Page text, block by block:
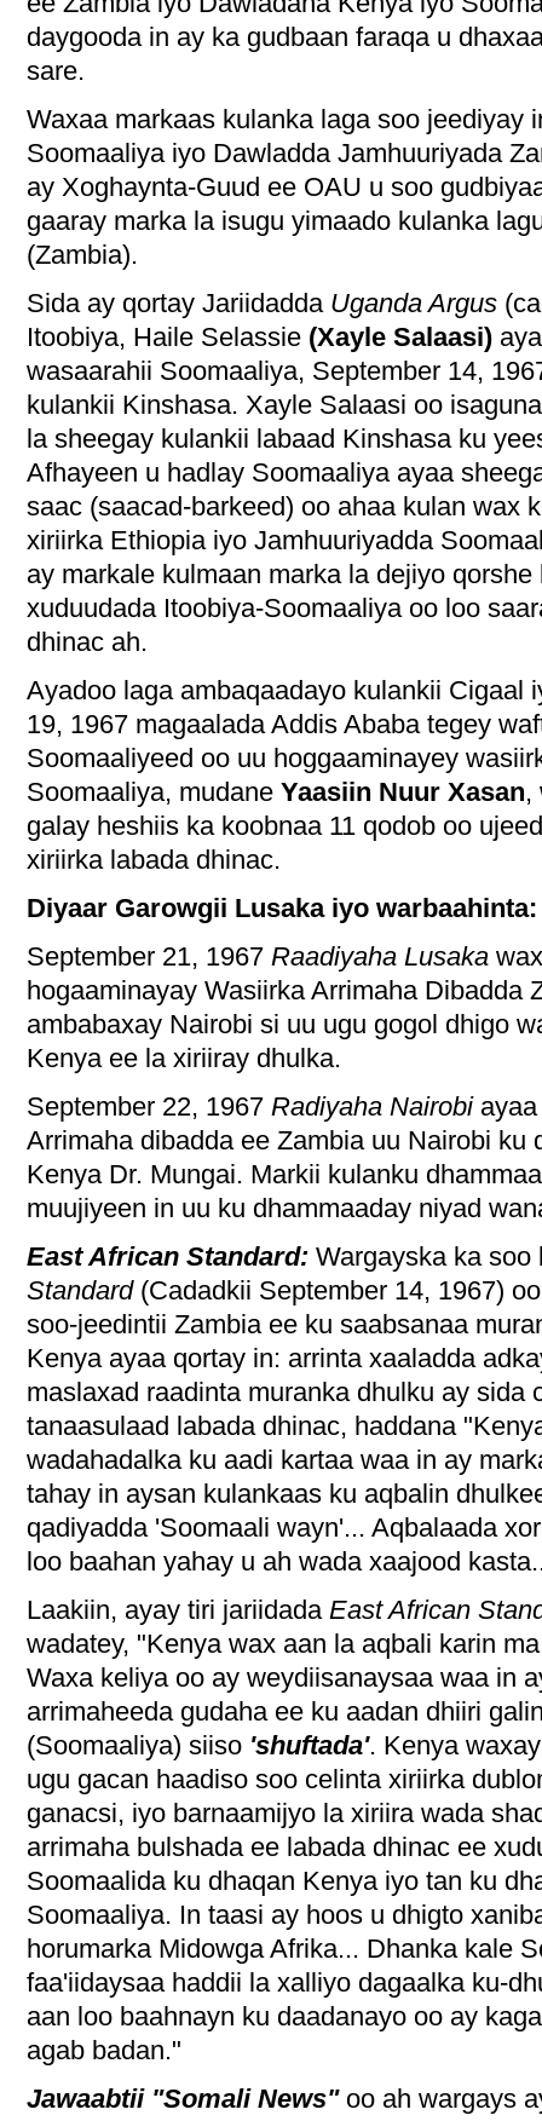
daygooda in ay ka gudbaan faraqa u
sare.
Waxaa markaas kulanka laga soo jeediyay
Soomaaliya iyo Dawladda Jamhuuriyada
ay Xoghaynta-Guud ee OAU u soo
gaaray marka la isugu yimaado kulanka
(Zambia).
Sida ay qortay Jariidadda Uganda Argus
Itoobiya, Haile Selassie (Xayle Salaasi)
wasaarahii Soomaaliya, September 14,
kulankii Kinshasa. Xayle Salaasi oo
la sheegay kulankii labaad Kinshasa ku
Afhayeen u hadlay Soomaaliya ayaa
saac (saacad-barkeed) oo ahaa kulan wax
xiriirka Ethiopia iyo Jamhuuriyadda
ay markale kulmaan marka la dejiyo
xuduudada Itoobiya-Soomaaliya oo loo
dhinac ah.
Ayadoo laga ambaqaadayo kulankii Cigaal
19, 1967 magaalada Addis Ababa tegey
Soomaaliyeed oo uu hoggaaminayey
Soomaaliya, mudane Yaasiin Nuur Xasan,
galay heshiis ka koobnaa 11 qodob oo
xiriirka labada dhinac.
Diyaar Garowgii Lusaka iyo warbaahinta:
September 21, 1967 Raadiyaha Lusaka
hogaaminayay Wasiirka Arrimaha Dibadda
ambabaxay Nairobi si uu ugu gogol dhigo
Kenya ee la xiriiray dhulka.
September 22, 1967 Radiyaha Nairobiayaa
Arrimaha dibadda ee Zambia uu Nairobi ku
Kenya Dr. Mungai. Markii kulanku
muujiyeen in uu ku dhammaaday niyad
East African Standard: Wargayska ka
Standard(Cadadkii September 14, 1967)
soo-jeedintii Zambia ee ku saabsanaa
Kenya ayaa qortay in: arrinta xaaladda
maslaxad raadinta muranka dhulku ay sida
tanaasulaad labada dhinac, haddana
wadahadalka ku aadi kartaa waa in ay
tahay in aysan kulankaas ku aqbalin
qadiyadda 'Soomaali wayn'... Aqbalaada
loo baahan yahay u ah wada xaajood
Laakiin, ayay tiri jariidada East African
wadatey, "Kenya wax aan la aqbali karin
Waxa keliya oo ay weydiisanaysaa waa in
arrimaheeda gudaha ee ku aadan dhiiri
(Soomaaliya) siiso 'shuftada'. Kenya
ugu gacan haadiso soo celinta xiriirka
ganacsi, iyo barnaamijyo la xiriira wada
arrimaha bulshada ee labada dhinac ee
Soomaalida ku dhaqan Kenya iyo tan ku
Soomaaliya. In taasi ay hoos u dhigto
horumarka Midowga Afrika... Dhanka kale
faa'iidaysaa haddii la xalliyo dagaalka ku-
aan loo baahnayn ku daadanayo oo ay
agab badan."
Jawaabtii "Somali News" oo ah wargays